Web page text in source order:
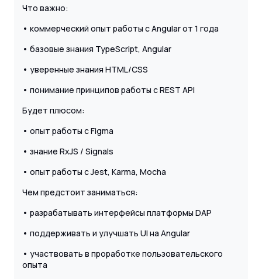
Что важно:
• коммерческий опыт работы с Angular от 1 года
• базовые знания TypeScript, Angular
• уверенные знания HTML/CSS
• понимание принципов работы с REST API
Будет плюсом:
• опыт работы с Figma
• знание RxJS / Signals
• опыт работы с Jest, Karma, Mocha
Чем предстоит заниматься:
• разрабатывать интерфейсы платформы DAP
• поддерживать и улучшать UI на Angular
• участвовать в проработке пользовательского
опыта